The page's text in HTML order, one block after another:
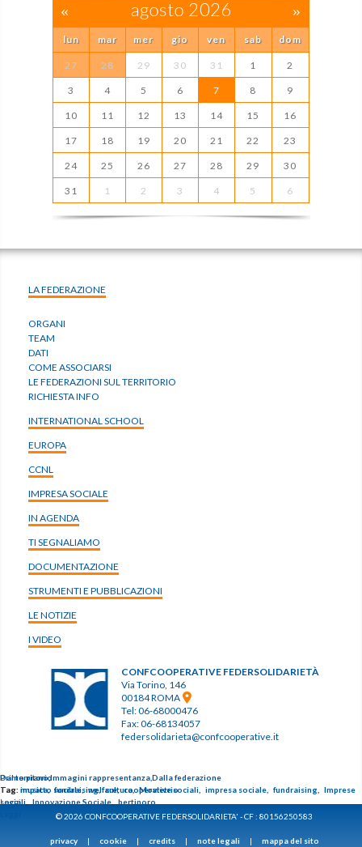
Primo piano,Immagini rappresentanza,Dalla federazione
Tag: impatto sociale,welfare,cooperative sociali impresa sociale fundraising
Imprese
sociali
Innovazione Sociale
bertinoro
Dal territorio
Tag: musica, fundraising,cultura,Movietrio
Leggi
« agosto 2026 »
lun mar mer gio ven sab dom
27 28 29 30 31 1 2
3 4 5 6 7 8 9
10 11 12 13 14 15 16
17 18 19 20 21 22 23
24 25 26 27 28 29 30
31 1 2 3 4 5 6
LA FEDERAZIONE
ORGANI
TEAM
DATI
COME ASSOCIARSI
LE FEDERAZIONI SUL TERRITORIO
RICHIESTA INFO
INTERNATIONAL SCHOOL
EUROPA
CCNL
IMPRESA SOCIALE
IN AGENDA
TI SEGNALIAMO
DOCUMENTAZIONE
STRUMENTI E PUBBLICAZIONI
LE NOTIZIE
I VIDEO
CONFCOOPERATIVE FEDERSOLIDARIETÀ
Via Torino, 146
00184 ROMA
Tel: 06-68000476
Fax: 06-68134057
federsolidarieta@confcooperative.it
© 2026 CONFCOOPERATIVE FEDERSOLIDARIETA' - CF : 80156250583
privacy | cookie | credits | note legali | mappa del sito